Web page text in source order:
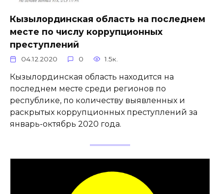
Кызылординская область на последнем
месте по числу коррупционных
преступлений
04.12.2020 0 1.5к.
Кызылординская область находится на
последнем месте среди регионов по
республике, по количеству выявленных и
раскрытых коррупционных преступлений за
январь-октябрь 2020 года.